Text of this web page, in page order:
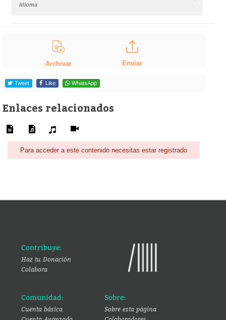
Idioma
Archivar Enviar
Tweet Like WhatsApp
Enlaces relacionados
Para acceder a este contenido necesitas estar registrado
Contribuye:
Haz tu Donación
Colabora
Comunidad:
Cuenta básica
Sobre:
Sobre esta página